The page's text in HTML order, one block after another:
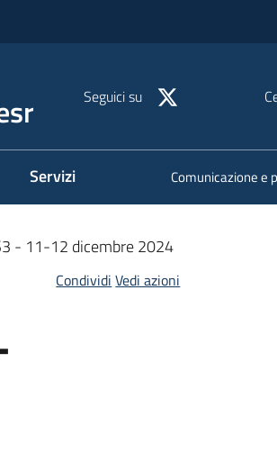
Seguici su
Servizi Comunicazione e
- 11-12 dicembre 2024
Condividi Vedi azioni